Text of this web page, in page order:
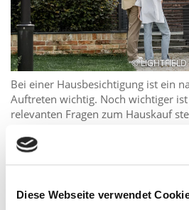
Diese Webseite verwendet
©
Bei einer Hausbesichtigung ist ein
Auftreten wichtig. Noch wichtiger ist
relevanten Fragen zum Hauskauf
müssen Sie beim